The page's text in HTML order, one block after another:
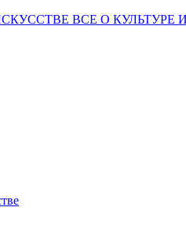
ВСЕ О КУЛЬТУРЕ